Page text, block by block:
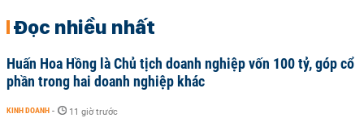
Đọc nhiều nhất
Huấn Hoa Hồng là Chủ tịch doanh nghiệp vốn 100 tỷ, góp cổ
phần trong hai doanh nghiệp khác
KINH DOANH - 11 giờ trước